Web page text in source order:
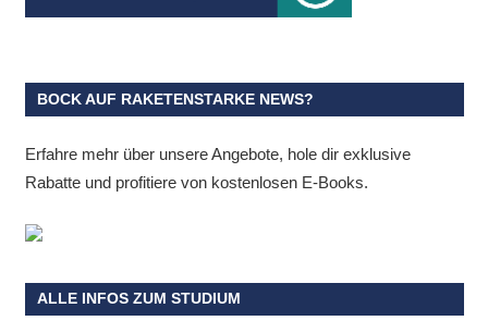
BOCK AUF RAKETENSTARKE NEWS?
Erfahre mehr über unsere Angebote, hole dir exklusive
Rabatte und profitiere von kostenlosen E-Books.
ALLE INFOS ZUM STUDIUM